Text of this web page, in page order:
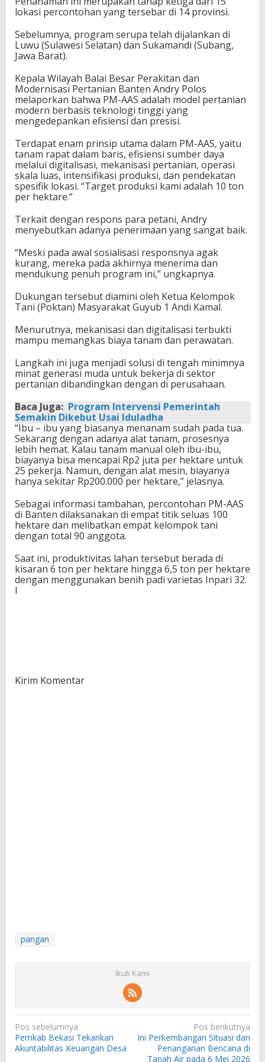
lokasi percontohan yang tersebar di 14 provinsi.
Sebelumnya, program serupa telah dijalankan di
Luwu (Sulawesi Selatan) dan Sukamandi (Subang,
Jawa Barat).
​Kepala Wilayah Balai Besar Perakitan dan
Modernisasi Pertanian Banten Andry Polos
melaporkan bahwa PM-AAS adalah model pertanian
modern berbasis teknologi tinggi yang
mengedepankan efisiensi dan presisi.
Terdapat enam prinsip utama dalam PM-AAS, yaitu
tanam rapat dalam baris, efisiensi sumber daya
melalui digitalisasi, mekanisasi pertanian, operasi
skala luas, intensifikasi produksi, dan pendekatan
spesifik lokasi. ​“Target produksi kami adalah 10 ton
per hektare.”
​Terkait dengan respons para petani, Andry
menyebutkan adanya penerimaan yang sangat baik.
“Meski pada awal sosialisasi responsnya agak
kurang, mereka pada akhirnya menerima dan
mendukung penuh program ini,” ungkapnya.
​Dukungan tersebut diamini oleh Ketua Kelompok
Tani (Poktan) Masyarakat Guyub 1 Andi Kamal.
Menurutnya, mekanisasi dan digitalisasi terbukti
mampu memangkas biaya tanam dan perawatan.
Langkah ini juga menjadi solusi di tengah minimnya
minat generasi muda untuk bekerja di sektor
pertanian dibandingkan dengan di perusahaan.
Baca Juga: Program Intervensi Pemerintah
Semakin Dikebut Usai Iduladha
​“Ibu – ibu yang biasanya menanam sudah pada tua.
Sekarang dengan adanya alat tanam, prosesnya
lebih hemat. Kalau tanam manual oleh ibu-ibu,
biayanya bisa mencapai Rp2 juta per hektare untuk
25 pekerja. Namun, dengan alat mesin, biayanya
hanya sekitar Rp200.000 per hektare,” jelasnya.
​Sebagai informasi tambahan, percontohan PM-AAS
di Banten dilaksanakan di empat titik seluas 100
hektare dan melibatkan empat kelompok tani
dengan total 90 anggota.
Saat ini, produktivitas lahan tersebut berada di
kisaran 6 ton per hektare hingga 6,5 ton per hektare
dengan menggunakan benih padi varietas Inpari 32.
I
Kirim Komentar
pangan
Ikuti Kami
N
a
Pos sebelumnya
Pemkab Bekasi Tekankan
Akuntabilitas Keuangan Desa
Pos berikutnya
Ini Perkembangan Situasi dan
Penanganan Bencana di
Tanah Air pada 6 Mei 2026